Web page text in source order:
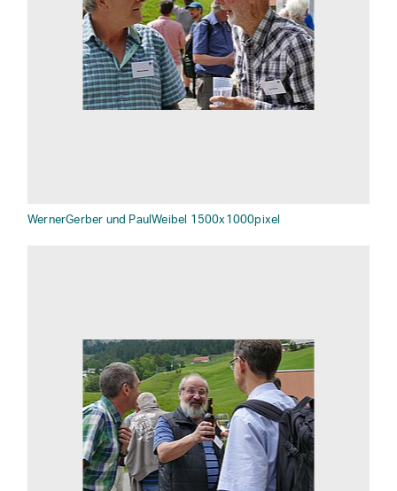
WernerGerber und PaulWeibel 1500x1000pixel